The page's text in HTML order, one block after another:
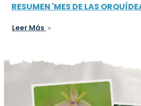
RESUMEN 'MES DE LAS
Leer Más